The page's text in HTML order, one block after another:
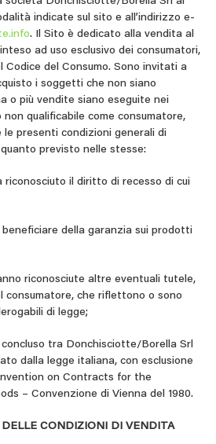
indicate sul sito e all’indirizzo e-
. Il Sito è dedicato alla vendita al
ad uso esclusivo dei consumatori,
Codice del Consumo. Sono invitati a
i soggetti che non siano
o più vendite siano eseguite nei
qualificabile come consumatore,
presenti condizioni generali di
previsto nelle stesse:
riconosciuto il diritto di recesso di cui
beneficiare della garanzia sui prodotti
riconosciute altre eventuali tutele,
consumatore, che riflettono o sono
di legge;
tra Donchisciotte/Borella Srl
dalla legge italiana, con esclusione
on Contracts for the
– Convenzione di Vienna del 1980.
CONDIZIONI DI VENDITA